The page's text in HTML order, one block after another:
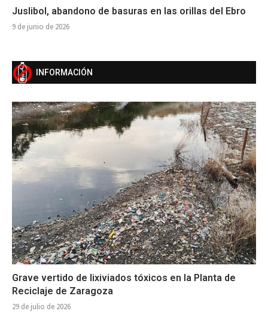
Juslibol, abandono de basuras en las orillas del Ebro
9 de junio de 2026
INFORMACIÓN
Grave vertido de lixiviados tóxicos en la Planta de
Reciclaje de Zaragoza
29 de julio de 2026